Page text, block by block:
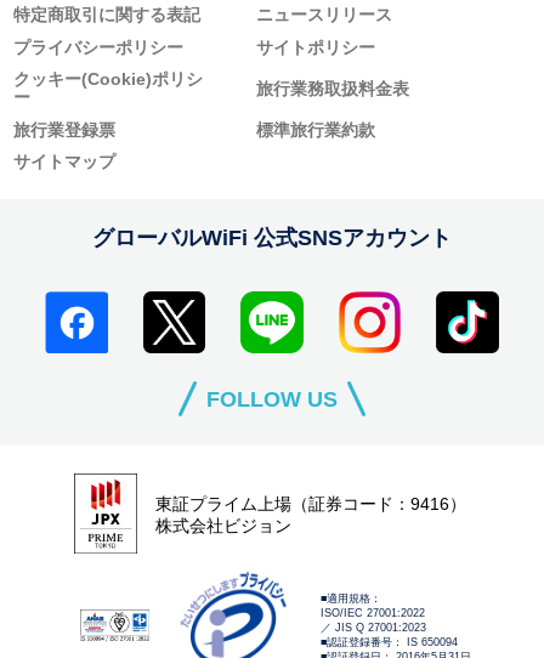
特定商取引に関する表記
ニュースリリース
プライバシーポリシー
サイトポリシー
クッキー(Cookie)ポリシ
ー
旅行業務取扱料金表
旅行業登録票
標準旅行業約款
サイトマップ
グローバルWiFi 公式SNSアカウント
FOLLOW US
東証プライム上場（証券コード：9416）
株式会社ビジョン
■適用規格：
ISO/IEC 27001:2022
／ JIS Q 27001:2023
■認証登録番号： IS 650094